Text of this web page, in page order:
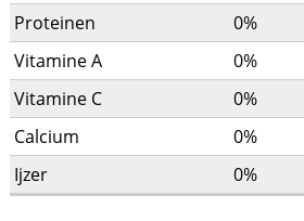
Proteinen 0%
Vitamine A
0%
Vitamine C
0%
Calcium
0%
Ijzer
0%